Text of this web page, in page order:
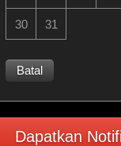
30 31
Batal
Dapatkan